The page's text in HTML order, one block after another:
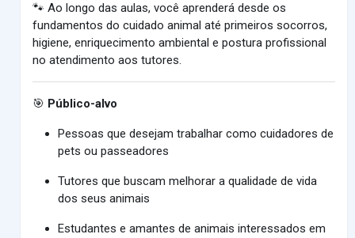
🐾 Ao longo das aulas, você aprenderá desde os
fundamentos do cuidado animal até primeiros socorros,
higiene, enriquecimento ambiental e postura profissional
no atendimento aos tutores.
🎯 Público-alvo
Pessoas que desejam trabalhar como cuidadores de
pets ou passeadores
Tutores que buscam melhorar a qualidade de vida
dos seus animais
Estudantes e amantes de animais interessados em